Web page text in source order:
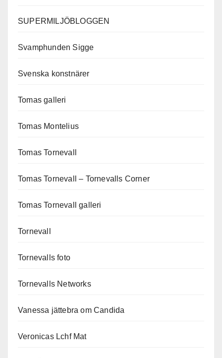
SUPERMILJÖBLOGGEN
Svamphunden Sigge
Svenska konstnärer
Tomas galleri
Tomas Montelius
Tomas Tornevall
Tomas Tornevall – Tornevalls Corner
Tomas Tornevall galleri
Tornevall
Tornevalls foto
Tornevalls Networks
Vanessa jättebra om Candida
Veronicas Lchf Mat